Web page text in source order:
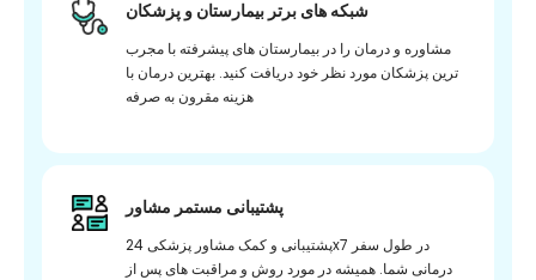
شبکه های برتر بیمارستان و پزشکان
مشاوره و درمان را در بیمارستان های پیشرفته با مجرب
ترین پزشکان مورد نظر خود دریافت کنید. بهترین درمان با
هزینه مقرون به صرفه
پشتیبانی مستمر مشاور
پشتیبانی و کمک مشاور پزشکی 24x7 در طول سفر
درمانی شما. همیشه در مورد روش و مراقبت های پس از